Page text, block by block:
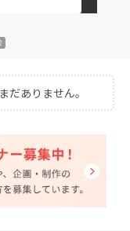
だありません。